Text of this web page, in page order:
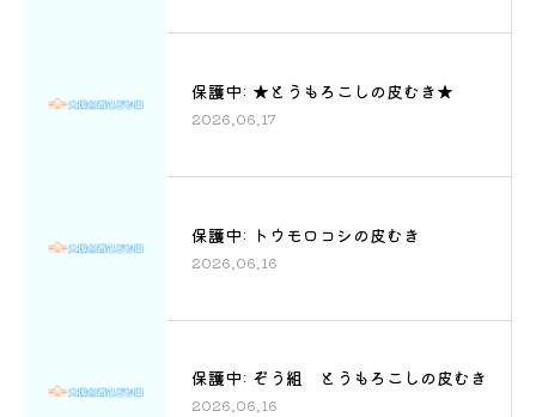
保護中: ★とうもろこしの皮むき★
2026.06.17
保護中: トウモロコシの皮むき
2026.06.16
保護中: ぞう組 とうもろこしの皮むき
2026.06.16